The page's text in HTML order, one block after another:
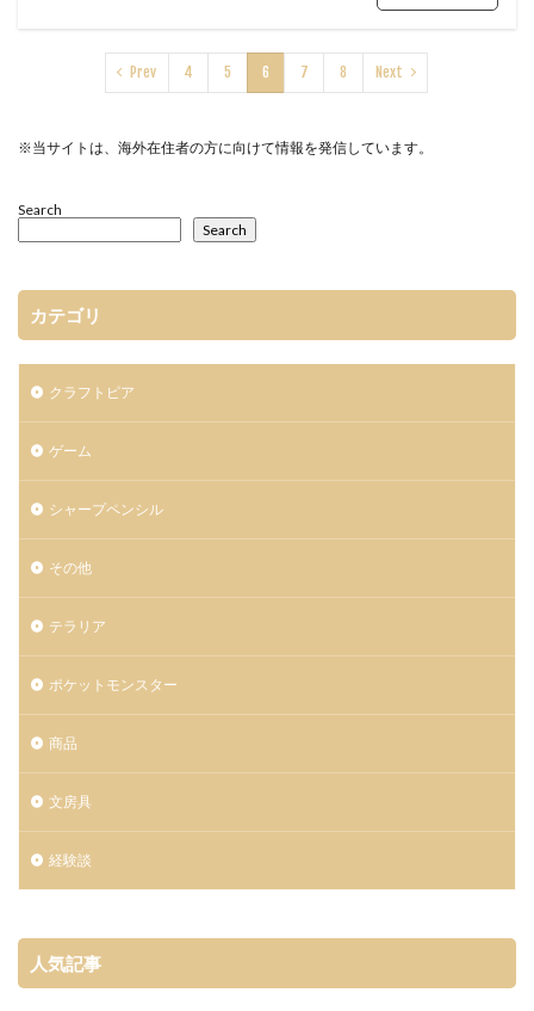
Prev 4 5 6 7 8 Next
※当サイトは、海外在住者の方に向けて情報を発信しています。
Search
Search
カテゴリ
クラフトピア
ゲーム
シャープペンシル
その他
テラリア
ポケットモンスター
商品
文房具
経験談
人気記事